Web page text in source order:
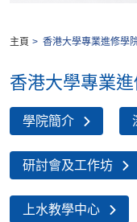
主頁 香港大學專業進修學
香港大學專業
學院簡介
研討會及工作坊
上水教學中心